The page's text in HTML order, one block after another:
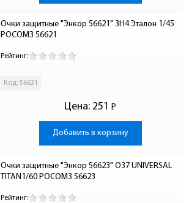
Очки защитные "Энкор 56621" 3Н4 Эталон 1/45
РОСОМЗ 56621
Рейтинг:
Код: 56621
Цена: 251 Р
-
Добавить в корзину
Очки защитные "Энкор 56623" О37 UNIVERSAL
TITAN1/60 РОСОМЗ 56623
Рейтинг: